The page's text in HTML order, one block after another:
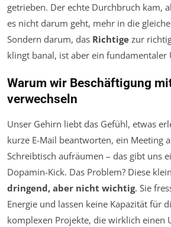
getrieben. Der echte Durchbruch kam,
es nicht darum geht, mehr in die
Sondern darum, das Richtige zur
klingt banal, ist aber ein fundamentaler
Warum wir Beschäftigung
verwechseln
Unser Gehirn liebt das Gefühl, etwas
kurze E-Mail beantworten, ein Meeting
Schreibtisch aufräumen – das gibt uns
Dopamin-Kick. Das Problem? Diese
dringend, aber nicht wichtig. Sie
Energie und lassen keine Kapazität für
komplexen Projekte, die wirklich einen